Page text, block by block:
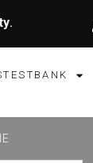
.